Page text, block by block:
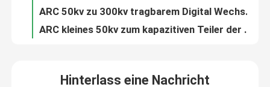
Elektrisches Testgerät
Brandprüfgeräte
Hocheffiziente Gebrauchttransformator-Abfallölfilter aus der ZJA-Serie
Hinterlass eine Nachricht